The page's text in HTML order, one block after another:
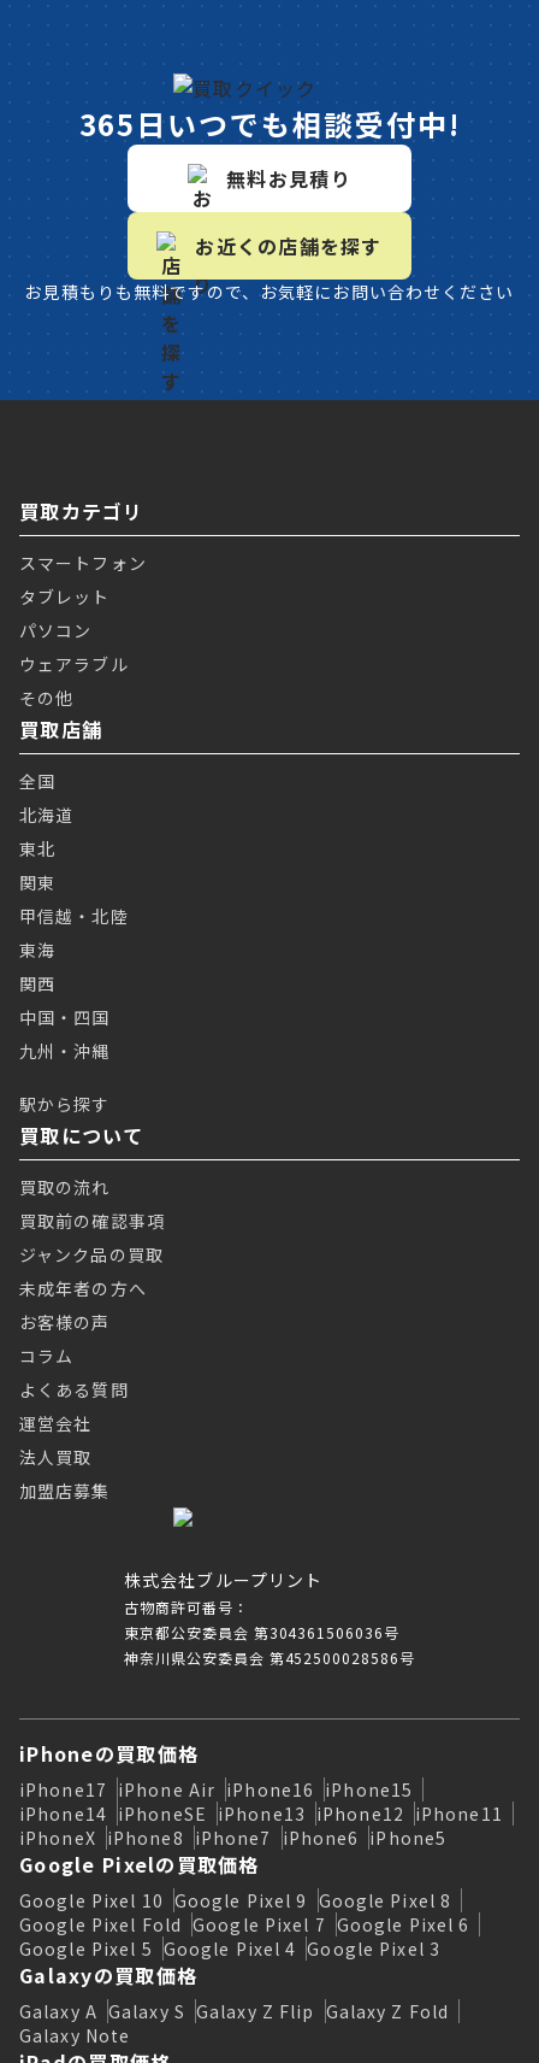
365日いつでも相談受付中!
無料お見積り
お近くの店舗を探す
お見積もりも無料ですので、お気軽にお問い合わせください
株式会社ブループリント
古物商許可番号：
東京都公安委員会 第304361506036号
神奈川県公安委員会 第452500028586号
買取カテゴリ
スマートフォン
タブレット
パソコン
ウェアラブル
その他
買取店舗
全国
北海道
東北
関東
甲信越・北陸
東海
関西
中国・四国
九州・沖縄
駅から探す
買取について
買取の流れ
買取前の確認事項
ジャンク品の買取
未成年者の方へ
お客様の声
コラム
よくある質問
運営会社
法人買取
加盟店募集
iPhoneの買取価格
iPhone17 iPhone Air iPhone16 iPhone15
iPhone14 iPhoneSE iPhone13 iPhone12 iPhone11
iPhoneX iPhone8 iPhone7 iPhone6 iPhone5
Google Pixelの買取価格
Google Pixel 10 Google Pixel 9 Google Pixel 8
Google Pixel Fold Google Pixel 7 Google Pixel 6
Google Pixel 5 Google Pixel 4 Google Pixel 3
Galaxyの買取価格
Galaxy A Galaxy S Galaxy Z Flip Galaxy Z Fold
Galaxy Note